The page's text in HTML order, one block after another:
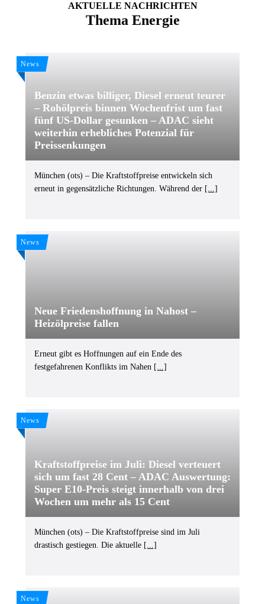
AKTUELLE NACHRICHTEN
Thema Energie
News
Benzin etwas billiger, Diesel erneut teurer
– Rohölpreis binnen Wochenfrist um fast
fünf US-Dollar gesunken – ADAC sieht
weiterhin erhebliches Potenzial für
Preissenkungen
München (ots) – Die Kraftstoffpreise entwickeln sich
erneut in gegensätzliche Richtungen. Während der [...]
News
Neue Friedenshoffnung in Nahost –
Heizölpreise fallen
Erneut gibt es Hoffnungen auf ein Ende des
festgefahrenen Konflikts im Nahen [...]
News
Kraftstoffpreise im Juli: Diesel verteuert
sich um fast 28 Cent – ADAC Auswertung:
Super E10-Preis steigt innerhalb von drei
Wochen um mehr als 15 Cent
München (ots) – Die Kraftstoffpreise sind im Juli
drastisch gestiegen. Die aktuelle [...]
News